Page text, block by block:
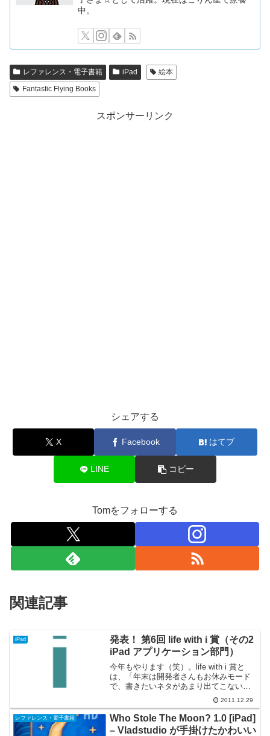
中。
レファレンス・電子書籍 iPad
絵本
Fantastic Flying Books
スポンサーリンク
シェアする
X Facebook はてブ
LINE コピー
Tomをフォローする
関連記事
iPad
発表！ 第6回 life with i 賞（その2
iPad アプリケーション部門）
今年もやります（笑）。life with i 賞と
は、「年末は開発者さんもお休みモード
で、書きたいネタがあまり出てこないん
だよねぇ～」ということで2006年に安易
に創設され、選考委員の Tom 個人が感動
した作品（3部門9作品）に贈られる権...
2011.12.29
レファレンス・電子書籍
Who Stole The Moon? 1.0 [iPad]
– Vladstudio が手掛けたかわいい